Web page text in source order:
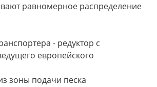
равномерное распределение
- редуктор с
европейского
подачи песка